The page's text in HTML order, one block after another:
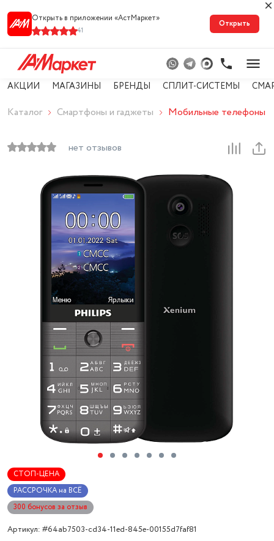
Открыть в приложении «АстМарке‪т‬»
41
Открыть
АКЦИИ МАГАЗИНЫ БРЕНДЫ СПЛИТ-СИСТЕМЫ
Каталог Смартфоны и гаджеты Мобильные телефоны
нет отзывов
СТОП-ЦЕНА
РАССРОЧКА на ВСЁ
300 бонусов за отзыв
Артикул: #64ab7503-cd34-11ed-845e-00155d7faf81